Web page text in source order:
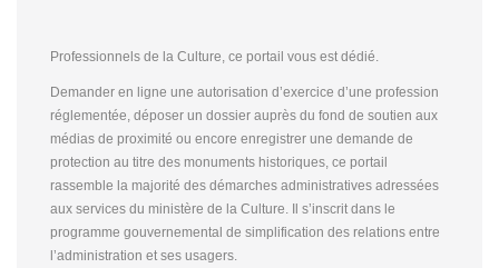
Professionnels de la Culture, ce portail vous est dédié.
Demander en ligne une autorisation d’exercice d’une profession
réglementée, déposer un dossier auprès du fond de soutien aux
médias de proximité ou encore enregistrer une demande de
protection au titre des monuments historiques, ce portail
rassemble la majorité des démarches administratives adressées
aux services du ministère de la Culture. Il s’inscrit dans le
programme gouvernemental de simplification des relations entre
l’administration et ses usagers.